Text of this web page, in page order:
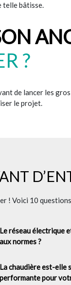
telle bâtisse.
?
de lancer les
le projet.
! Voici 10
Le réseau électrique
aux normes ?
La chaudière est-elle
performante pour